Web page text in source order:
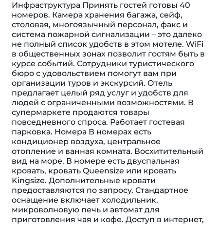
Инфраструктура Принять гостей готовы 40
номеров. Камера хранения багажа, сейф,
столовая, многоязычный персонал, факс и
система пожарной сигнализации – это далеко
не полный список удобств в этом мотеле. WiFi
в общественных зонах позволит гостям быть в
курсе событий. Сотрудники туристического
бюро с удовольствием помогут вам при
организации туров и экскурсий. Отель
предлагает целый ряд услуг и удобств для
людей с ограниченными возможностями. В
супермаркете продаются товары
повседневного спроса. Работает гостевая
парковка. Номера В номерах есть
кондиционер воздуха, центральное
отопление и ванная комната. Восхитительный
вид на море. В номере есть двуспальная
кровать, кровать Queensize или кровать
Kingsize. Дополнительные кровати
предоставляются по запросу. Стандартное
оснащение включает холодильник,
микроволновую печь и автомат для
приготовления чая и кофе. Доступ в интернет,